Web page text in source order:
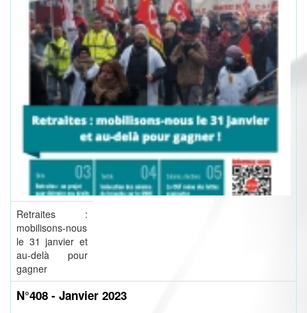
Retraites :
mobilisons-nous
le 31 janvier et
au-delà pour
gagner
N°408 - Janvier 2023